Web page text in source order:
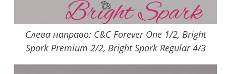
Слева направо: C&C Forever One 1/2, Bright
Spark Premium 2/2, Bright Spark Regular 4/3